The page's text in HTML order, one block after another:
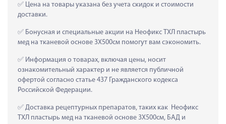
Цена на товары указана без учета скидок и стоимости
доставки.
Бонусная и специальные акции на Неофикс ТХЛ пластырь
мед на тканевой основе 3Х500см помогут вам сэкономить.
Информация о товарах, включая цены, носит
ознакомительный характер и не является публичной
офертой согласно статье 437 Гражданского кодекса
Российской Федерации.
Доставка рецептурных препаратов, таких как  Неофикс
ТХЛ пластырь мед на тканевой основе 3Х500см, БАД и